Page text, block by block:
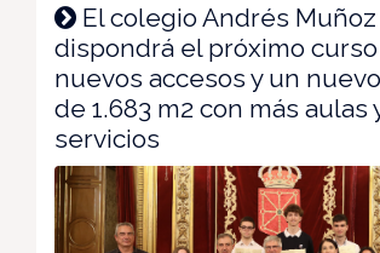
El colegio Andrés
dispondrá el próximo
nuevos accesos y un
de 1.683 m2 con más aulas
servicios